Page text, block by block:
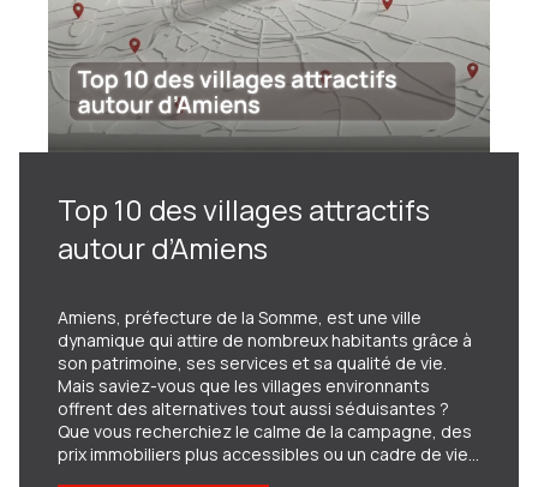
Top 10 des villages attractifs
autour d’Amiens
Amiens, préfecture de la Somme, est une ville
dynamique qui attire de nombreux habitants grâce à
son patrimoine, ses services et sa qualité de vie.
Mais saviez-vous que les villages environnants
offrent des alternatives tout aussi séduisantes ?
Que vous recherchiez le calme de la campagne, des
prix immobiliers plus accessibles ou un cadre de vie